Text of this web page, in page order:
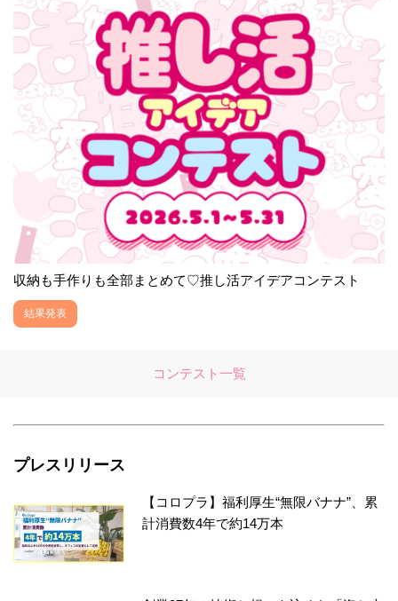
収納も手作りも全部まとめて♡推し活アイデアコンテスト
結果発表
コンテスト一覧
プレスリリース
【コロプラ】福利厚生“無限バナナ”、累
計消費数4年で約14万本